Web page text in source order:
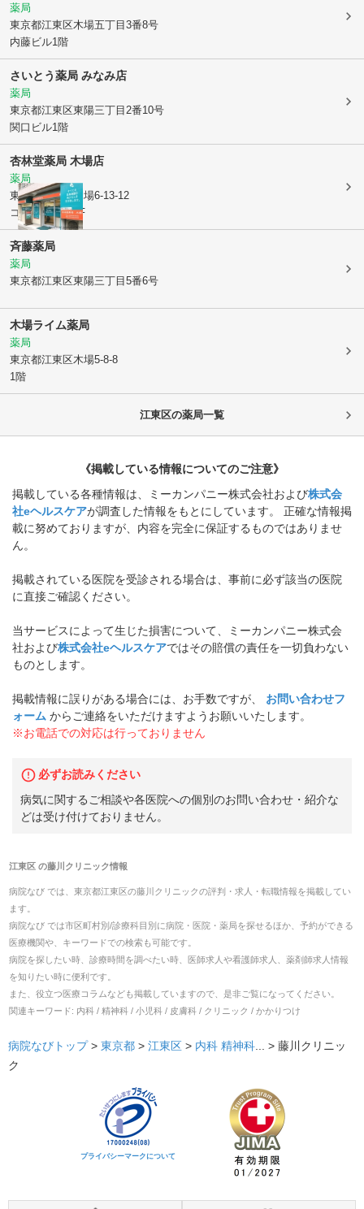
薬局
東京都江東区木場五丁目3番8号
内藤ビル1階
さいとう薬局 みなみ店
薬局
東京都江東区東陽三丁目2番10号
関口ビル1階
杏林堂薬局 木場店
薬局
東京都江東区木場6-13-12
コーポ千代乃1F
斉藤薬局
薬局
東京都江東区東陽三丁目5番6号
木場ライム薬局
薬局
東京都江東区木場5-8-8
1階
江東区の薬局一覧
《掲載している情報についてのご注意》
掲載している各種情報は、ミーカンパニー株式会社および株式会
社eヘルスケアが調査した情報をもとにしています。 正確な情報掲
載に努めておりますが、内容を完全に保証するものではありませ
ん。
掲載されている医院を受診される場合は、事前に必ず該当の医院
に直接ご確認ください。
当サービスによって生じた損害について、ミーカンパニー株式会
社および株式会社eヘルスケアではその賠償の責任を一切負わない
ものとします。
掲載情報に誤りがある場合には、お手数ですが、
お問い合わせフ
ォーム からご連絡をいただけますようお願いいたします。
※お電話での対応は行っておりません
必ずお読みください
病気に関するご相談や各医院への個別のお問い合わせ・紹介な
どは受け付けておりません。
江東区の藤川クリニック情報
病院なび では、 東京都江東区の藤川クリニックの評判・求人・転職情報を掲載してい
ます。
病院なび では市区町村別/診療科目別に病院・医院・薬局を探せるほか、予約ができる
医療機関や、キーワードでの検索も可能です。
病院を探したい時、診療時間を調べたい時、医師求人や看護師求人、薬剤師求人情報
を知りたい時に便利です。
また、役立つ医療コラムなども掲載していますので、是非ご覧になってください。
関連キーワード: 内科 / 精神科 / 小児科 / 皮膚科 / クリニック / かかりつけ
病院なびトップ > 東京都 > 江東区 > 内科 精神科... > 藤川クリニッ
ク
プライバシーマークについて